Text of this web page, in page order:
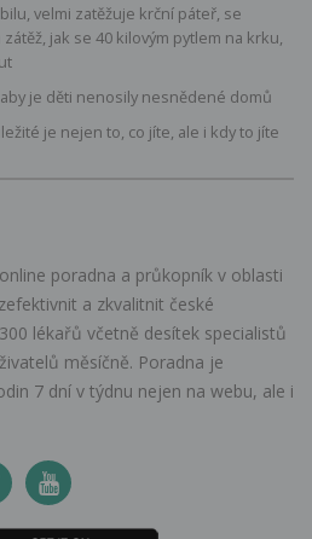
velmi zatěžuje krční páteř, se
jak se 40 kilovým pytlem na krku,
je děti nenosily nesnědené domů
je nejen to, co jíte, ale i kdy to jíte
poradna a průkopník v oblasti
a zkvalitnit české
lékařů včetně desítek specialistů
měsíčně. Poradna je
7 dní v týdnu nejen na webu, ale i